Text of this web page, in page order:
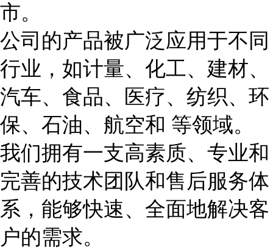
市。
公司的产品被广泛应用于不同
行业，如计量、化工、建材、
汽车、食品、医疗、纺织、环
保、石油、航空和 等领域。
我们拥有一支高素质、专业和
完善的技术团队和售后服务体
系，能够快速、全面地解决客
户的需求。